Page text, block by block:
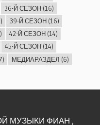
36-Й СЕЗОН(16)
39-Й СЕЗОН(16)
42-Й СЕЗОН(14)
45-Й СЕЗОН(14)
МЕДИАРАЗДЕЛ (6)
МУЗЫКИ ФИАН ,